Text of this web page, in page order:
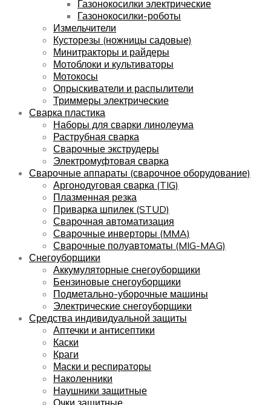
Газонокосилки электрические
Газонокосилки-роботы
Измельчители
Кусторезы (ножницы садовые)
Минитракторы и райдеры
Мотоблоки и культиваторы
Мотокосы
Опрыскиватели и распылители
Триммеры электрические
Сварка пластика
Наборы для сварки линолеума
Раструбная сварка
Сварочные экструдеры
Электромуфтовая сварка
Сварочные аппараты (сварочное оборудование)
Аргонодуговая сварка (TIG)
Плазменная резка
Приварка шпилек (STUD)
Сварочная автоматизация
Сварочные инверторы (MMA)
Сварочные полуавтоматы (MIG-MAG)
Снегоуборщики
Аккумуляторные снегоуборщики
Бензиновые снегоуборщики
Подметально-уборочные машины
Электрические снегоуборщики
Средства индивидуальной защиты
Аптечки и антисептики
Каски
Краги
Маски и респираторы
Наколенники
Наушники защитные
Очки защитные